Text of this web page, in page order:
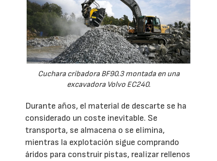
Cuchara cribadora BF90.3 montada en una
excavadora Volvo EC240.
Durante años, el material de descarte se ha
considerado un coste inevitable. Se
transporta, se almacena o se elimina,
mientras la explotación sigue comprando
áridos para construir pistas, realizar rellenos